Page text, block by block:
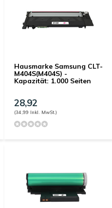
Hausmarke Samsung CLT-
M404S(M404S) -
Kapazität: 1.000 Seiten
28,92
(34,99 Inkl. MwSt.)